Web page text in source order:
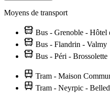
Moyens de transport
Bus - Grenoble - Hôtel
Bus - Flandrin - Valmy
Bus - Péri - Brossolette
Tram - Maison
Tram - Neyrpic -